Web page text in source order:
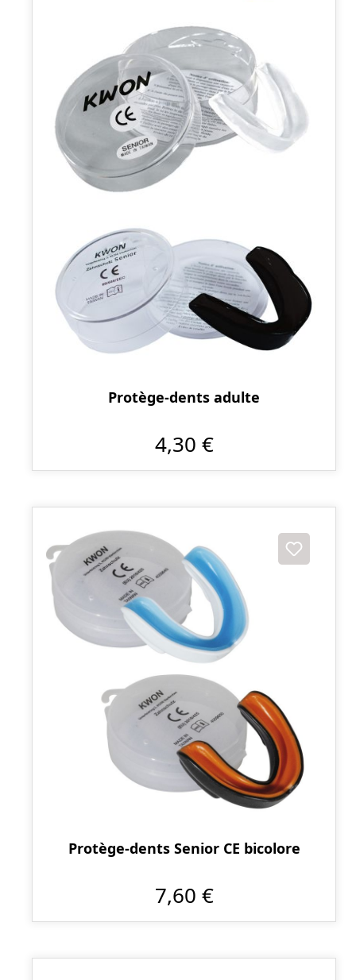
Protège-dents adulte
4,30 €
Protège-dents Senior CE bicolore
7,60 €